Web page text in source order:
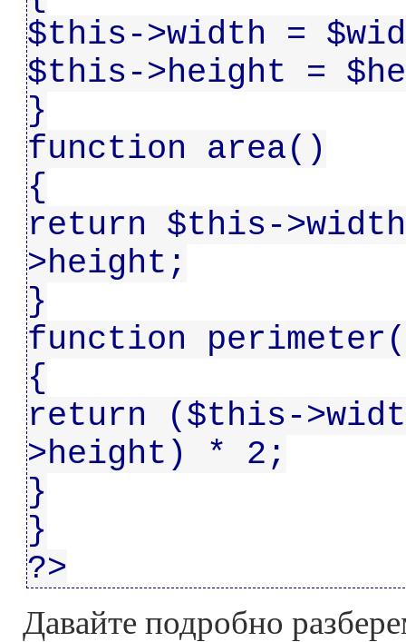
$this->width =
$this->height =
}
function area()
{
return $this-
>height;
}
function
{
return ($this-
>height) * 2;
}
}
?>
Давайте подробно